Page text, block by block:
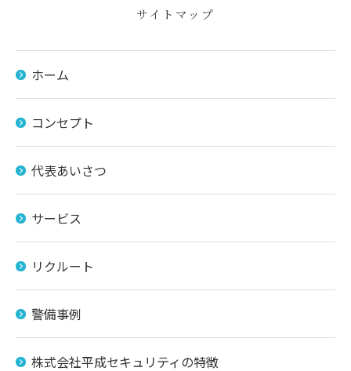
サイトマップ
ホーム
コンセプト
代表あいさつ
サービス
リクルート
警備事例
株式会社平成セキュリティの特徴